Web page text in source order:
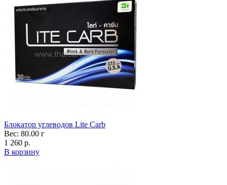
Блокатор углеводов Lite Carb
Вес: 80.00 г
1 260 р.
В корзину